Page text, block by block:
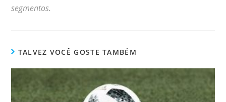
segmentos.
TALVEZ VOCÊ GOSTE TAMBÉM